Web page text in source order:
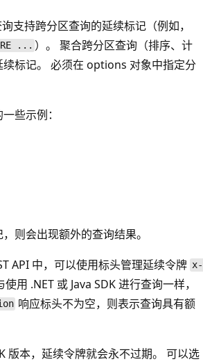
支持跨分区查询的延续标记（例如，
... ）。 聚合跨分区查询（排序、计
标记。 必须在 options 对象中指定分
些示例：
则会出现额外的查询结果。
API 中，可以使用标头管理延续令牌 x-
使用 .NET 或 Java SDK 进行查询一样，
响应标头不为空，则表示查询具有额
版本，延续令牌就会永不过期。 可以选